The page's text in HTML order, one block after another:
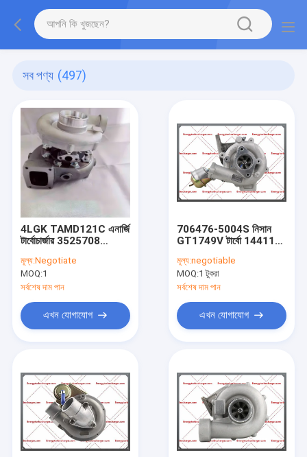
সব পণ্য (497)
4LGK TAMD121C এনার্জি
টার্বোচার্জার 3525708
সামুদ্রিক টার্বো চার্জারের জন্য
মূল্য:Negotiate
MOQ:1
সর্বশেষ দাম পান
এখন যোগাযোগ
706476-5004S নিসান
GT1749V টার্বো 14411-
YD25DDTi ইঞ্জিন
মূল্য:negotiable
MOQ:1 টুকরা
সর্বশেষ দাম পান
এখন যোগাযোগ